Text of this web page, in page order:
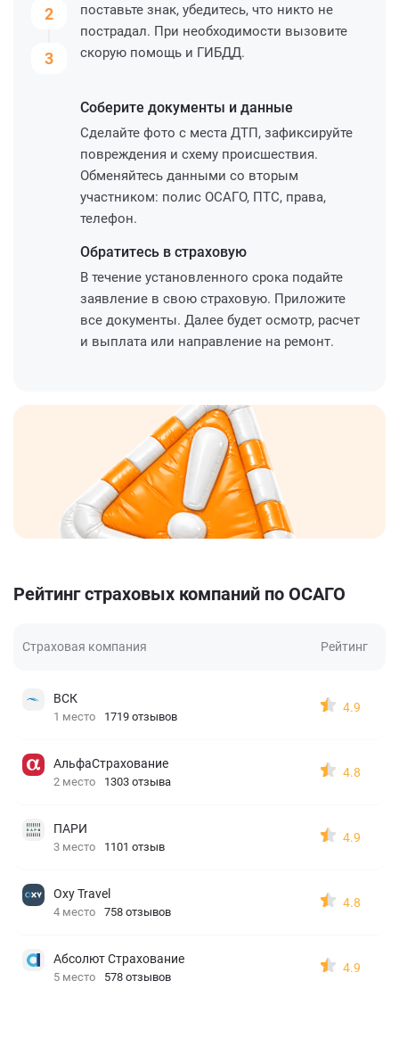
2
3
поставьте знак, убедитесь, что никто не
пострадал. При необходимости вызовите
скорую помощь и ГИБДД.
Соберите документы и данные
Сделайте фото с места ДТП, зафиксируйте
повреждения и схему происшествия.
Обменяйтесь данными со вторым
участником: полис ОСАГО, ПТС, права,
телефон.
Обратитесь в страховую
В течение установленного срока подайте
заявление в свою страховую. Приложите
все документы. Далее будет осмотр, расчет
и выплата или направление на ремонт.
Рейтинг страховых компаний по ОСАГО
Страховая компания Рейтинг
ВСК
1 место 1719 отзывов
4.9
АльфаСтрахование
2 место 1303 отзыва
4.8
ПАРИ
3 место 1101 отзыв
4.9
Oxy Travel
4 место 758 отзывов
4.8
Абсолют Страхование
5 место 578 отзывов
4.9